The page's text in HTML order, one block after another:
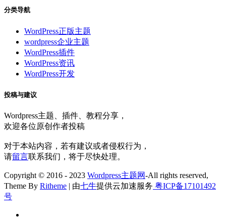
分类导航
WordPress正版主题
wordpress企业主题
WordPress插件
WordPress资讯
WordPress开发
投稿与建议
Wordpress主题、插件、教程分享，
欢迎各位原创作者投稿
对于本站内容，若有建议或者侵权行为，
请留言联系我们，将于尽快处理。
Copyright © 2016 - 2023 Wordpress主题网-All rights reserved,
Theme By Ritheme | 由七牛提供云加速服务 粤ICP备17101492
号